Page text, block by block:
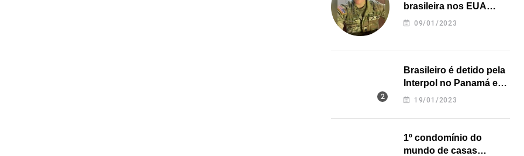
Influenciadora evangélica de Orlando (FL)
07/08/2026
brasileira nos EUA
revela onde deixou o
09/01/2023
Brasileiro é detido pela
Interpol no Panamá e
pode pegar prisão
19/01/2023
1º condomínio do
mundo de casas